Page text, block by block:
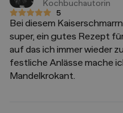
Kochbuchautorin
5
5 von 5 Sternen
Bei diesem
super, ein gutes Rezept
auf das ich immer wieder
festliche Anlässe mache
Mandelkrokant.